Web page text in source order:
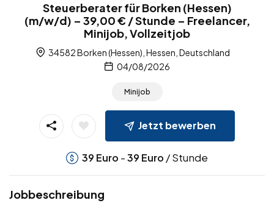
Steuerberater für Borken (Hessen)
(m/w/d) – 39,00 € / Stunde – Freelancer,
Minijob, Vollzeitjob
34582 Borken (Hessen), Hessen, Deutschland
04/08/2026
Minijob
Jetzt bewerben
39 Euro -39 Euro / Stunde
Jobbeschreibung